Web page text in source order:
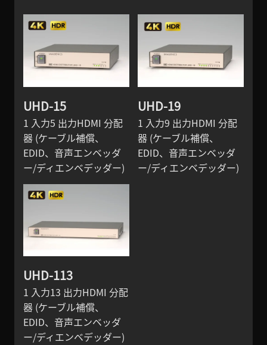
UHD-15
1 入力5 出力HDMI 分配
器 (ケーブル補償、
EDID、音声エンベッダ
ー/ディエンベデッダー)
UHD-19
1 入力9 出力HDMI 分配
器 (ケーブル補償、
EDID、音声エンベッダ
ー/ディエンベデッダー)
UHD-113
1 入力13 出力HDMI 分配
器 (ケーブル補償、
EDID、音声エンベッダ
ー/ディエンベデッダー)